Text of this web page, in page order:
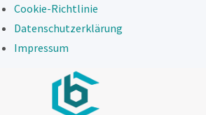
Cookie-Richtlinie
Datenschutzerklärung
Impressum